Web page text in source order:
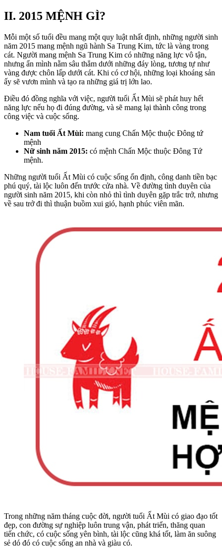
II. 2015 MỆNH GÌ?
Mỗi một số tuổi đều mang một quy luật nhất định, những người sinh
năm 2015 mang mệnh ngũ hành Sa Trung Kim, tức là vàng trong
cát. Người mang mệnh Sa Trung Kim có những năng lực vô tận,
nhưng ẩn mình nằm sâu thẳm dưới những đáy lòng, tương tự như
vàng được chôn lấp dưới cát. Khi có cơ hội, những loại khoáng sản
ấy sẽ vươn mình và tạo ra những giá trị lớn lao.
Điều đó đồng nghĩa với việc, người tuổi Ất Mùi sẽ phát huy hết
năng lực nếu họ đi đúng đường, và sẽ mang lại thành công trong
công việc và cuộc sống.
Nam tuổi Ất Mùi: mang cung Chấn Mộc thuộc Đông tứ
mệnh
Nữ sinh năm 2015: có mệnh Chấn Mộc thuộc Đông Tứ
mệnh.
Những người tuổi Ất Mùi có cuộc sống ổn định, công danh tiền bạc
phú quý, tài lộc luôn đến trước cửa nhà. Về đường tình duyên của
người sinh năm 2015, khi còn nhỏ thì tình duyên gặp trắc trở, nhưng
về sau trở đi thì thuận buồm xui gió, hạnh phúc viên mãn.
Trong những năm tháng cuộc đời, người tuổi Ất Mùi có giao đạo tốt
đẹp, con đường sự nghiệp luôn trung vận, phát triển, thăng quan
tiến chức, có cuộc sống yên bình, tài lộc cũng khá tốt, làm ăn suông
sẻ dó đó có cuộc sống an nhà và giàu có.